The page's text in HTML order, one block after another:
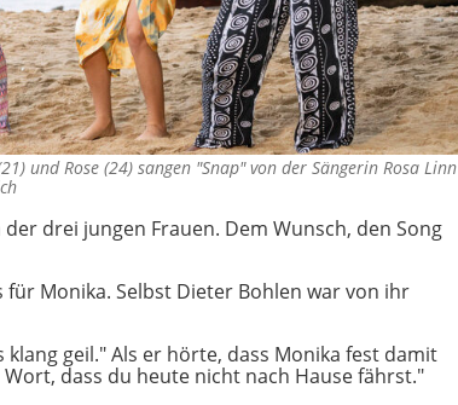
und Rose (24) sangen "Snap" von der Sängerin Rosa Linn
drei jungen Frauen. Dem Wunsch, den Song
Monika. Selbst Dieter Bohlen war von ihr
geil." Als er hörte, dass Monika fest damit
dass du heute nicht nach Hause fährst."